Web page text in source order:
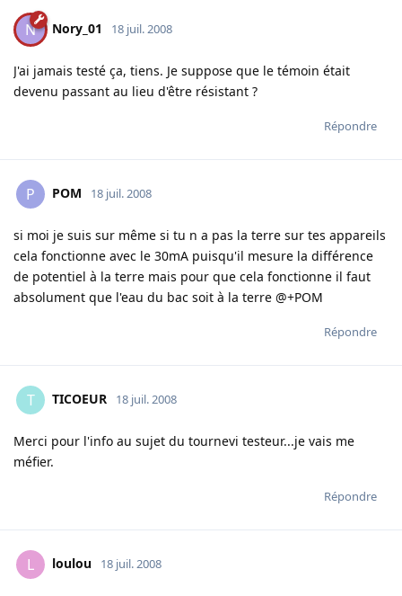
N Nory_01 18 juil. 2008
J'ai jamais testé ça, tiens. Je suppose que le témoin était
devenu passant au lieu d'être résistant ?
Répondre
P POM 18 juil. 2008
si moi je suis sur même si tu n a pas la terre sur tes appareils
cela fonctionne avec le 30mA puisqu'il mesure la différence
de potentiel à la terre mais pour que cela fonctionne il faut
absolument que l'eau du bac soit à la terre @+POM
Répondre
T TICOEUR 18 juil. 2008
Merci pour l'info au sujet du tournevi testeur...je vais me
méfier.
Répondre
L loulou 18 juil. 2008